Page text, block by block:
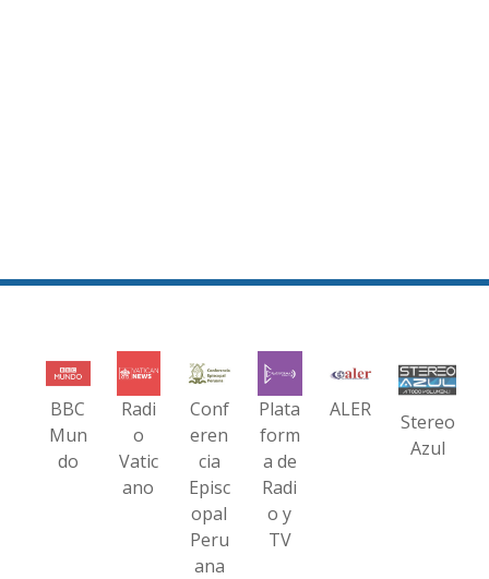
BBC
Mun
do
Radi
o
Vatic
ano
Conf
eren
cia
Episc
opal
Peru
ana
Plata
form
a de
Radi
o y
TV
ALER
Stereo
Azul